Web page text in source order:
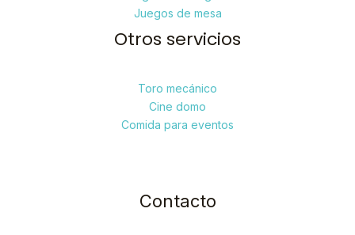
Juegos de mesa
Otros servicios
Toro mecánico
Cine domo
Comida para eventos
Contacto